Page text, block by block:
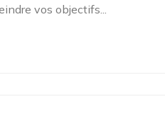
vos objectifs...